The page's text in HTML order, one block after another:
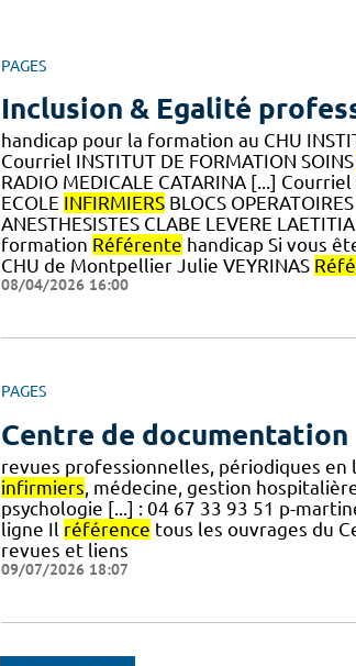
PAGES
Inclusion & Egalité
handicap pour la formation au CHU
Courriel INSTITUT DE FORMATION SOINS
RADIO MEDICALE CATARINA [...]
ECOLE INFIRMIERSBLOCS
ANESTHESISTES CLABE LEVERE
formation Référente handicap Si vous
CHU de Montpellier Julie VEYRINAS
08/04/2026 16:00
PAGES
Centre de documentation
revues professionnelles, périodiques en
infirmiers, médecine, gestion
psychologie [...] : 04 67 33 93 51 p-
ligne Il référence tous les ouvrages du
revues et liens
09/07/2026 18:07